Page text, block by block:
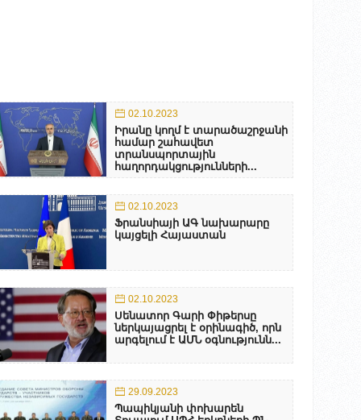
02.10.2023
Իրանը կողմ է տարածաշրջանի
համար շահավետ
տրանսպորտային
հաղորդակցությունների...
02.10.2023
Ֆրանսիայի ԱԳ նախարարը
կայցելի Հայաստան
02.10.2023
Սենատոր Գարի Փիթերսը
ներկայացրել է օրինագիծ, որն
արգելում է ԱՄՆ օգնությունն...
29.09.2023
Պապիկյանի փոխարեն